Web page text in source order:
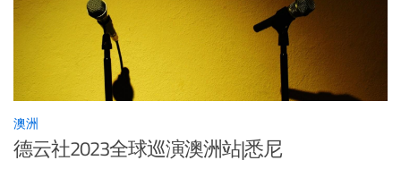
澳洲
德云社2023全球巡演澳洲站|悉尼